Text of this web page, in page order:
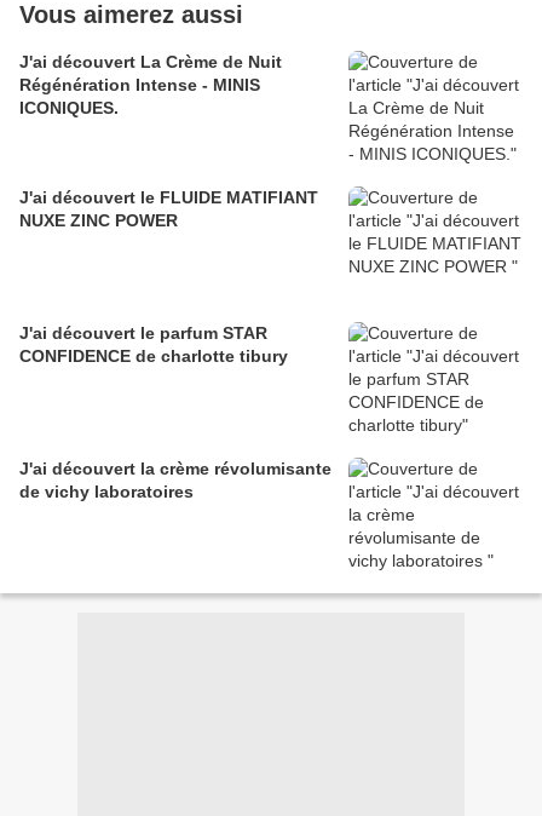
Vous aimerez aussi
J'ai découvert La Crème de Nuit
Régénération Intense - MINIS
ICONIQUES.
J'ai découvert le FLUIDE MATIFIANT
NUXE ZINC POWER
J'ai découvert le parfum STAR
CONFIDENCE de charlotte tibury
J'ai découvert la crème révolumisante
de vichy laboratoires